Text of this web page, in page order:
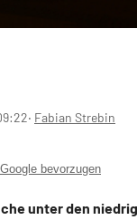
‧ Fabian Strebin
bevorzugen
unter den